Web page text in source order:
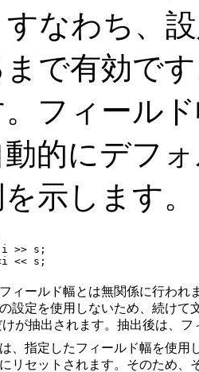
なわち、
で有効で
フィール
的にデフ
示します。
>> i >> s;
<<i << s;
ィールド幅とは無関係に行わ
設定を使用しないため、続け
が抽出されます。抽出後は、
、指定したフィールド幅を使
リセットされます。そのため